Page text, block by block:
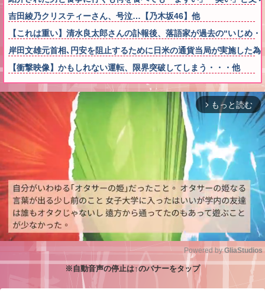
吉田綾乃クリスティーさん、号泣…【乃木坂46】他
【これは重い】清水良太郎さんの訃報後、落語家が過去の“いじめ・
岸田文雄元首相､円安を阻止するために日米の通貨当局が実施した
【衝撃映像】かもしれない運転、限界突破してしまう・・・他
arrow_forward_ios もっと読む
Powered by GliaStudios
※自動音声の停止は↑のバナーをタップ